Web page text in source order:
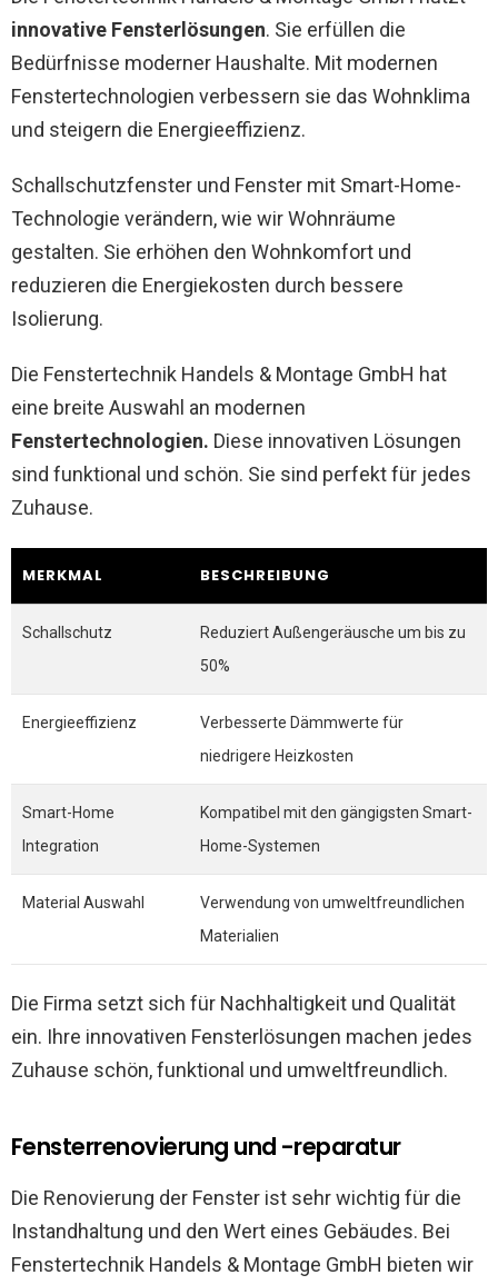
innovative Fensterlösungen. Sie erfüllen die
Bedürfnisse moderner Haushalte. Mit modernen
Fenstertechnologien verbessern sie das Wohnklima
und steigern die Energieeffizienz.
Schallschutzfenster und Fenster mit Smart-Home-
Technologie verändern, wie wir Wohnräume
gestalten. Sie erhöhen den Wohnkomfort und
reduzieren die Energiekosten durch bessere
Isolierung.
Die Fenstertechnik Handels & Montage GmbH hat
eine breite Auswahl an modernen
Fenstertechnologien. Diese innovativen Lösungen
sind funktional und schön. Sie sind perfekt für jedes
Zuhause.
MERKMAL BESCHREIBUNG
Schallschutz
Reduziert Außengeräusche um bis zu
50%
Energieeffizienz
Verbesserte Dämmwerte für
niedrigere Heizkosten
Smart-Home
Integration
Kompatibel mit den gängigsten Smart-
Home-Systemen
Material Auswahl
Verwendung von umweltfreundlichen
Materialien
Die Firma setzt sich für Nachhaltigkeit und Qualität
ein. Ihre innovativen Fensterlösungen machen jedes
Zuhause schön, funktional und umweltfreundlich.
Fensterrenovierung und -reparatur
Die Renovierung der Fenster ist sehr wichtig für die
Instandhaltung und den Wert eines Gebäudes. Bei
Fenstertechnik Handels & Montage GmbH bieten wir